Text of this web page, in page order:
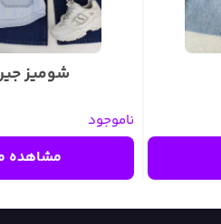
شومیز
ناموجود
مشاهده